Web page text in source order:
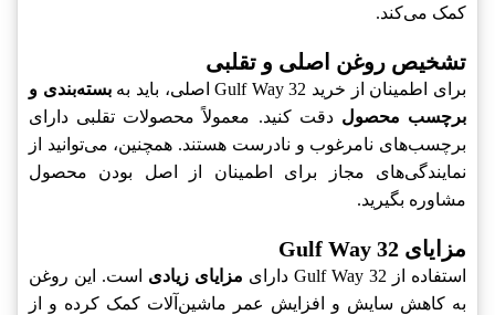
کمک می‌کند.
تشخیص روغن اصلی و تقلبی
برای اطمینان از خرید Gulf Way 32 اصلی، باید به
بسته‌بندی و
برچسب محصول دقت کنید. معمولاً محصولات تقلبی دارای
برچسب‌های نامرغوب و نادرست هستند. همچنین، می‌توانید از
نمایندگی‌های مجاز برای اطمینان از اصل بودن محصول
مشاوره بگیرید.
مزایای Gulf Way 32
استفاده از Gulf Way 32 دارای مزایای زیادی است. این روغن
به کاهش سایش و افزایش عمر ماشین‌آلات کمک کرده و از